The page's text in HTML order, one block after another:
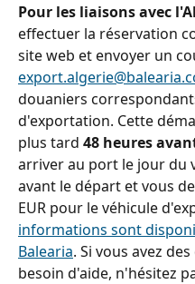
Pour les liaisons avec
effectuer la réservation
site web et envoyer un
douaniers
d'exportation. Cette
plus tard 48 heures
arriver au port le jour du
avant le départ et vous
EUR pour le véhicule
informations sont
Balearia. Si vous avez
besoin d'aide, n'hésitez